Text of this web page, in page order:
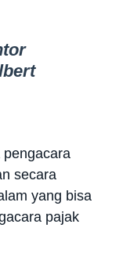
pengacara
secara
yang bisa
pajak